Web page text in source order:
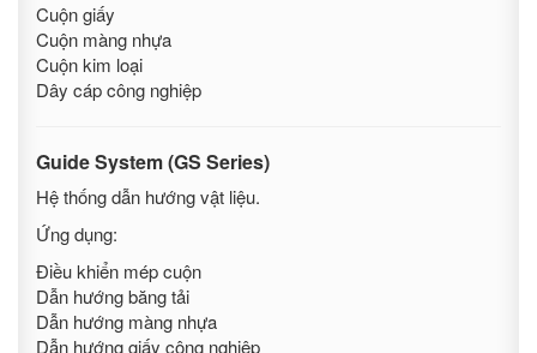
Cuộn giấy
Cuộn màng nhựa
Cuộn kim loại
Dây cáp công nghiệp
Guide System (GS Series)
Hệ thống dẫn hướng vật liệu.
Ứng dụng:
Điều khiển mép cuộn
Dẫn hướng băng tải
Dẫn hướng màng nhựa
Dẫn hướng giấy công nghiệp